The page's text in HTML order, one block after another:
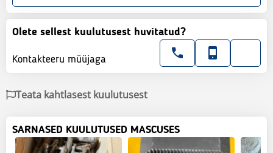
Olete sellest kuulutusest huvitatud?
Kontakteeru müüjaga
Teata kahtlasest kuulutusest
SARNASED KUULUTUSED MASCUSES